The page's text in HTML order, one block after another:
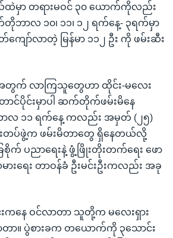
မှာ တရားမဝင် ၃၀ ယောက်ကိုလည်း
ဘာလ ၁၀၊ ၁၁၊ ၁၂ ရက်နေ့- ၃ရက်မှာ
ကျော်လာတဲ့ မြန်မာ ၁၁၂ ဦး ကို ဖမ်းဆီး
အတွက် လာကြသူတွေဟာ ထိုင်း-မလေး
ာင်ပိုင်းမှာပါ ဆက်တိုက်ဖမ်းမိနေ
ာလ ၁၁ ရက်နေ့ ကလည်း အမှတ် (၂၅)
းတပ်ဖွဲ့က ဖမ်းမိတာတွေ ရှိနေတယ်လို့
စိုက် ပညာရေးနဲ့ ဖွံ့ဖြိုးတိုးတက်ရေး ဖော
းရေး တာဝန်ခံ ဦးမင်းဦးကလည်း အခု
ကနေ ဝင်လာတာ သူတို့က မလေးရှား
တာ။ ပွဲစားခက တယောက်ကို ၃သောင်း